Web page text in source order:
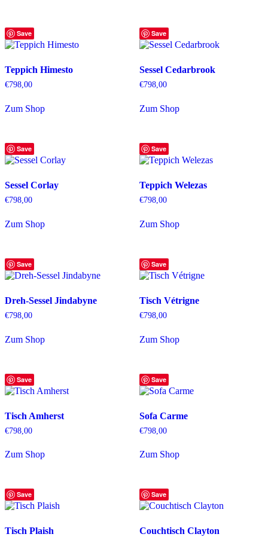
Save
Teppich Himesto
€798,00
Zum Shop
Save
Sessel Cedarbrook
€798,00
Zum Shop
Save
Sessel Corlay
€798,00
Zum Shop
Save
Teppich Welezas
€798,00
Zum Shop
Save
Dreh-Sessel Jindabyne
€798,00
Zum Shop
Save
Tisch Vétrigne
€798,00
Zum Shop
Save
Tisch Amherst
€798,00
Zum Shop
Save
Sofa Carme
€798,00
Zum Shop
Save
Tisch Plaish
Save
Couchtisch Clayton